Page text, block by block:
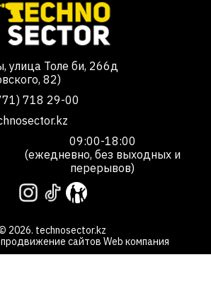
улица Толе би, 266д
82)
718 29-00
09:00-18:00
(ежедневно, без выходных и
перерывов)
2026. technosector.kz
сайтов Web компания